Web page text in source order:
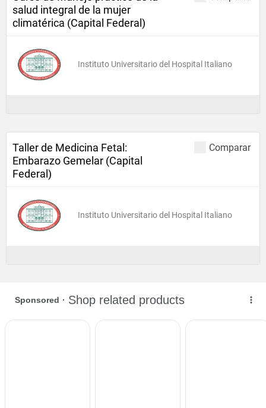
salud integral de la mujer
climatérica (Capital Federal)
Instituto Universitario del Hospital Italiano
Comparar
Taller de Medicina Fetal:
Embarazo Gemelar (Capital
Federal)
Instituto Universitario del Hospital Italiano